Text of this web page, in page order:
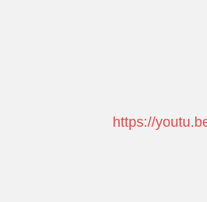
https://